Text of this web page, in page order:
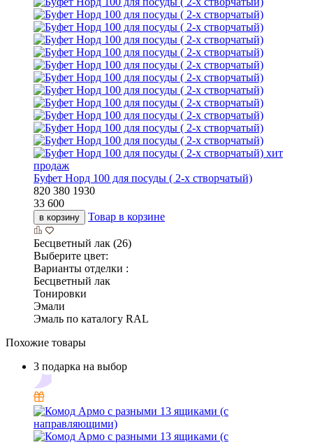
хит
продаж
Буфет Норд 100 для посуды ( 2-х створчатый)
820 380 1930
33 600
в корзину Товар в корзине
Бесцветный лак (26)
Выберите цвет:
Варианты отделки :
Бесцветный лак
Тонировки
Эмали
Эмаль по каталогу RAL
Похожие товары
3 подарка на выбор